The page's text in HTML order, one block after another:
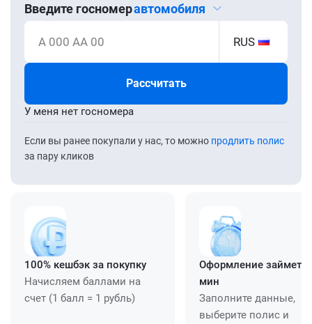
Введите госномеравтомобиля
А 000 АА 00 RUS
Рассчитать
Если вы ранее покупали у нас, то можно продлить полис
за пару кликов
У меня нет госномера
100% кешбэк за покупку
Начисляем баллами на
счет (1 балл = 1 рубль)
Оформление займет
мин
Заполните данные,
выберите полис и